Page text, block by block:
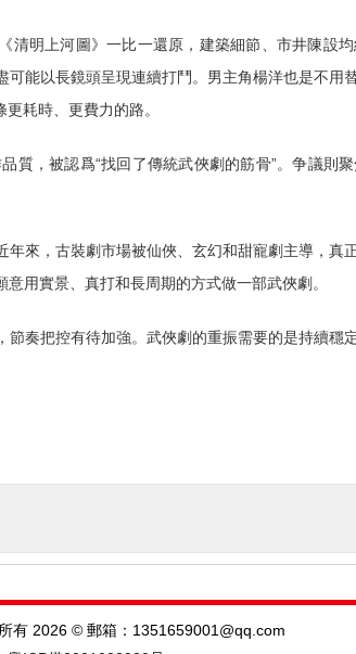
清明上河圖》一比一還原，建築細節、市井陳設
能以長鏡頭呈現連續打鬥。男主角楊洋也是不
耗時、更費力的路。
，被認爲“找回了傳統武俠劇的筋骨”。争議則
來，古裝劇市場被仙俠、玄幻和甜寵劇主導，
用實景、真打和長周期的方式做一部武俠劇。
奏把控有待加強。武俠劇的重振需要的是持續
有 2026 © 郵箱：1351659001@qq.com